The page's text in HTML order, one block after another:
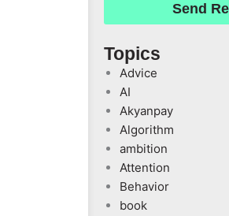
Send
Topics
Advice
AI
Akyanpay
Algorithm
ambition
Attention
Behavior
book